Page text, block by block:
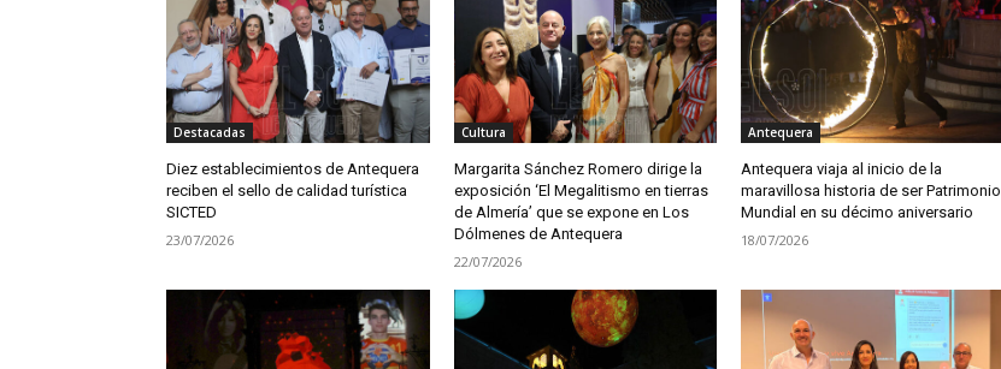
Destacadas
Diez establecimientos de Antequera
reciben el sello de calidad turística
SICTED
23/07/2026
Cultura
Margarita Sánchez Romero dirige la
exposición ‘El Megalitismo en tierras
de Almería’ que se expone en Los
Dólmenes de Antequera
22/07/2026
Antequera
Antequera viaja al inicio de la
maravillosa historia de ser Patrimonio
Mundial en su décimo aniversario
18/07/2026